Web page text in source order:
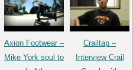
Axion Footwear –
Mike York soul to
Crailtap –
Interview Crail